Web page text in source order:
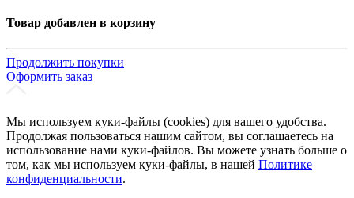
Товар добавлен в корзину
Продолжить покупки
Оформить заказ
Мы используем куки-файлы (cookies) для вашего удобства.
Продолжая пользоваться нашим сайтом, вы соглашаетесь на
использование нами куки-файлов. Вы можете узнать больше о
том, как мы используем куки-файлы, в нашей Политике
конфиденциальности.